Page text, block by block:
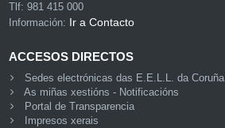
Tlf: 981 415 000
Información: Ir a Contacto
ACCESOS DIRECTOS
Sedes electrónicas das E.E.L.L. da Coruña
As miñas xestións - Notificacións
Portal de Transparencia
Impresos xerais